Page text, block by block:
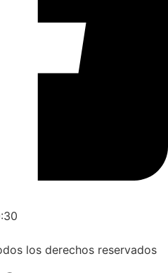
los derechos reservados